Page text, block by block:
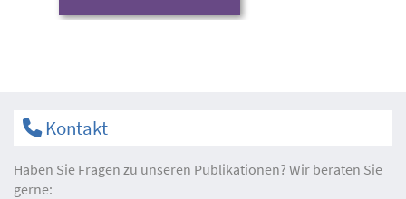
Kontakt
Haben Sie Fragen zu unseren Publikationen? Wir beraten Sie
gerne: